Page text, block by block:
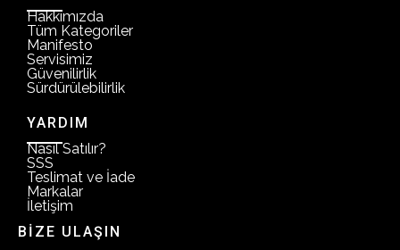
Hakkımızda
Tüm Kategoriler
Manifesto
Servisimiz
Güvenilirlik
Sürdürülebilirlik
YARDIM
Nasıl Satılır?
SSS
Teslimat ve İade
Markalar
İletişim
BİZE ULAŞIN